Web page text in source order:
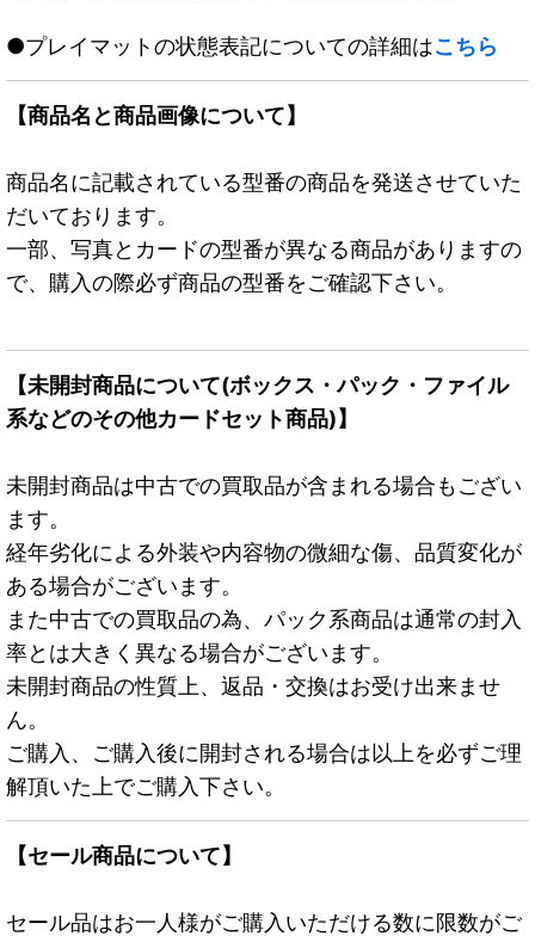
●プレイマットの状態表記についての詳細はこちら
【商品名と商品画像について】
商品名に記載されている型番の商品を発送させていた
だいております。
一部、写真とカードの型番が異なる商品がありますの
で、購入の際必ず商品の型番をご確認下さい。
【未開封商品について(ボックス・パック・ファイル
系などのその他カードセット商品)】
未開封商品は中古での買取品が含まれる場合もござい
ます。
経年劣化による外装や内容物の微細な傷、品質変化が
ある場合がございます。
また中古での買取品の為、パック系商品は通常の封入
率とは大きく異なる場合がございます。
未開封商品の性質上、返品・交換はお受け出来ませ
ん。
ご購入、ご購入後に開封される場合は以上を必ずご理
解頂いた上でご購入下さい。
【セール商品について】
セール品はお一人様がご購入いただける数に限数がご